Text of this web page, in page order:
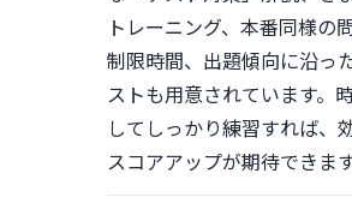
トレーニング、本番同様の
制限時間、出題傾向に沿っ
ストも用意されています。
してしっかり練習すれば、
スコアアップが期待できます